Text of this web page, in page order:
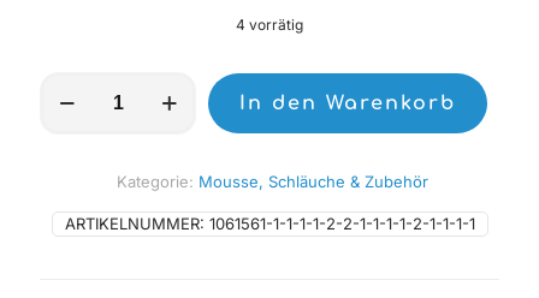
4 vorrätig
Mousse
In den Warenkorb
ARTIKELNUMMER: 1061561-1-1-1-1-2-2-1-1-1-1-2-1-1-1-1
Kategorie: Mousse, Schläuche & Zubehör